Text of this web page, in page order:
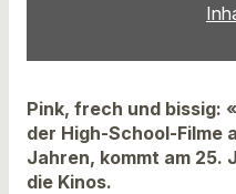
Pink, frech und bissig:
der High-School-Filme
Jahren, kommt am 25.
die Kinos.